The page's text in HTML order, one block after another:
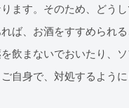
ます。そのため、どう
ば、お酒をすすめられ
飲まないでおいたり、
自身で、対処するように